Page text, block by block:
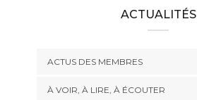
ACTUALITÉS
ACTUS DES MEMBRES
À VOIR, À LIRE, À ÉCOUTER